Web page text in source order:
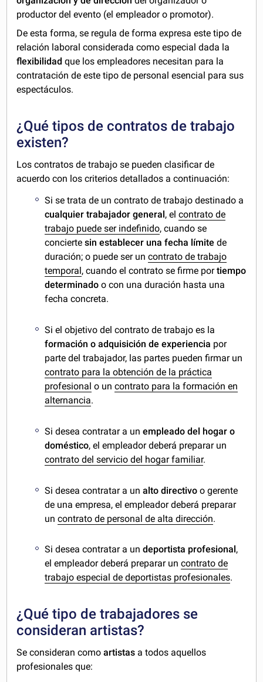
productor del evento (el empleador o promotor).
De esta forma, se regula de forma expresa este tipo de
relación laboral considerada como especial dada la
flexibilidadque los empleadores necesitan para la
contratación de este tipo de personal esencial para sus
espectáculos.
¿Qué tipos de contratos de trabajo
existen?
Los contratos de trabajo se pueden clasificar de
acuerdo con los criterios detallados a continuación:
Si se trata de un contrato de trabajo destinado a
cualquier trabajador general, elcontrato de
trabajo puede ser indefinido, cuando se
conciertesin establecer una fecha límite de
duración; o puede ser un contrato de trabajo
temporal, cuando el contrato se firme portiempo
determinado o con una duración hasta una
fecha concreta.
Si el objetivo del contrato de trabajo es la
formación o adquisición de experiencia por
parte del trabajador, las partes pueden firmar un
contrato para la obtención de la práctica
profesional o uncontrato para la formación en
alternancia.
Si desea contratar a unempleado del hogar o
doméstico, el empleador deberá preparar un
contrato del servicio del hogar familiar.
Si desea contratar a unalto directivoo gerente
de una empresa, el empleador deberá preparar
uncontrato de personal de alta dirección.
Si desea contratar a undeportista profesional ,
el empleador deberá preparar uncontrato de
trabajo especial de deportistas profesionales.
¿Qué tipo de trabajadores se
consideran artistas?
Se consideran comoartistas a todos aquellos
profesionales que: